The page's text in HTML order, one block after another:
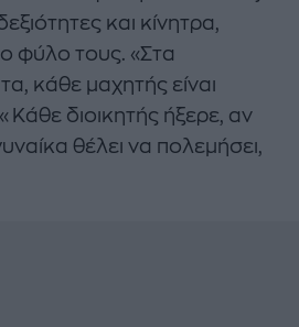
και κίνητρα,
φύλο τους. «Στα
κάθε μαχητής είναι
διοικητής ήξερε, αν
θέλει να πολεμήσει,